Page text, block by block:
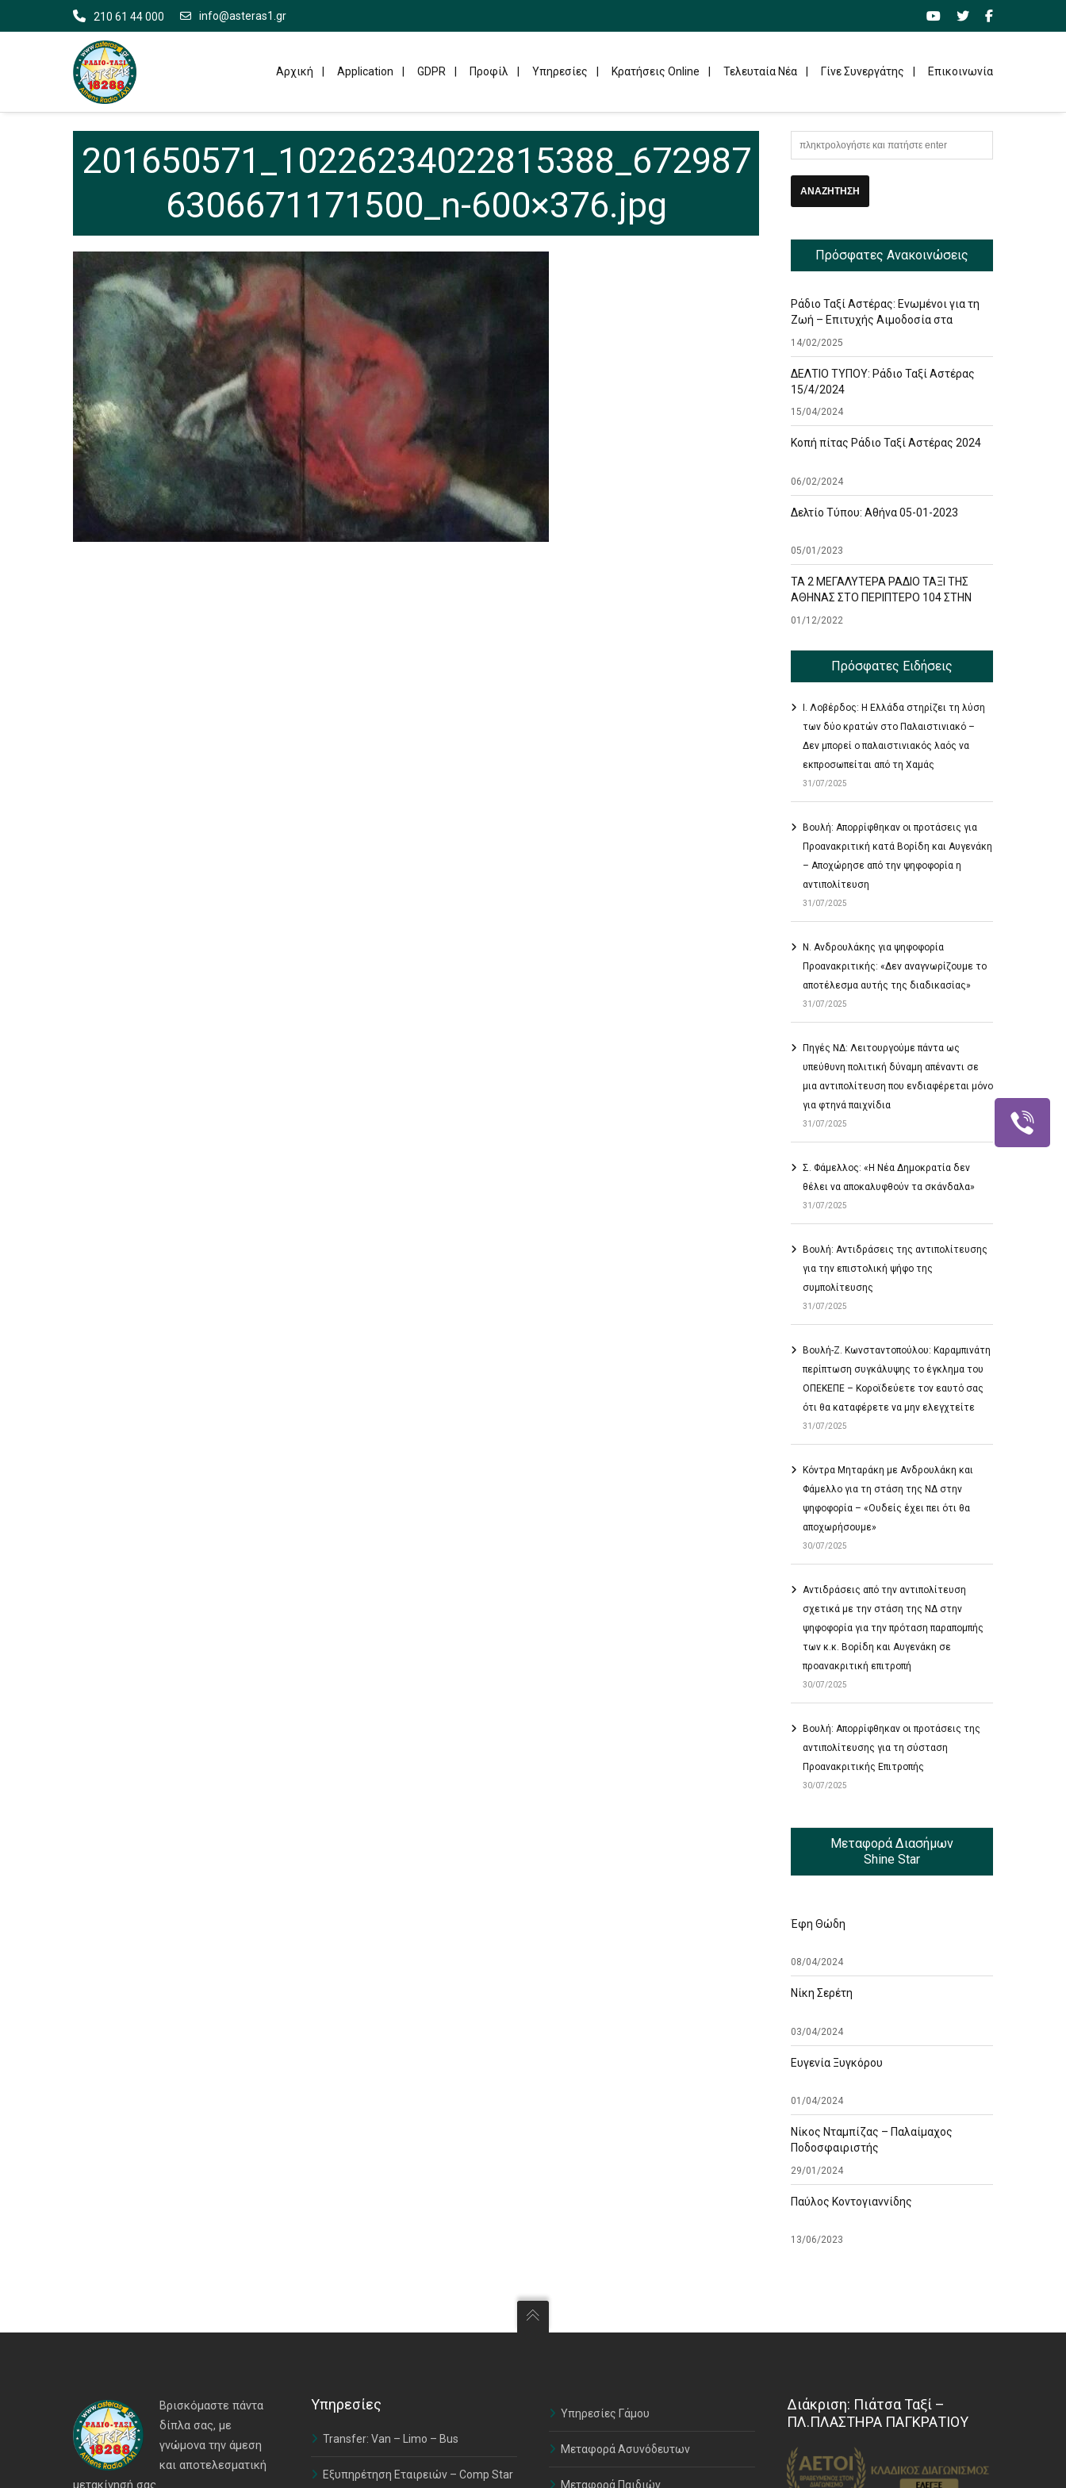
210 61 44 000 info@asteras1.gr
Αρχική Application GDPR Προφίλ Υπηρεσίες Κρατήσεις Online Τελευταία Νέα Γίνε Συνεργάτης Επικοινωνία
201650571_10226234022815388_672987
6306671171500_n-600×376.jpg
Πρόσφατες Ανακοινώσεις
Ράδιο Ταξί Αστέρας: Ενωμένοι για τη
Ζωή – Επιτυχής Αιμοδοσία στα
14/02/2025
ΔΕΛΤΙΟ ΤΥΠΟΥ: Ράδιο Ταξί Αστέρας
15/4/2024
15/04/2024
Κοπή πίτας Ράδιο Ταξί Αστέρας 2024
06/02/2024
Δελτίο Τύπου: Αθήνα 05-01-2023
05/01/2023
ΤΑ 2 ΜΕΓΑΛΥΤΕΡΑ ΡΑΔΙΟ ΤΑΞΙ ΤΗΣ
ΑΘΗΝΑΣ ΣΤΟ ΠΕΡΙΠΤΕΡΟ 104 ΣΤΗΝ
01/12/2022
Πρόσφατες Ειδήσεις
Ι. Λοβέρδος: Η Ελλάδα στηρίζει τη λύση
των δύο κρατών στο Παλαιστινιακό –
Δεν μπορεί ο παλαιστινιακός λαός να
εκπροσωπείται από τη Χαμάς
31/07/2025
Βουλή: Απορρίφθηκαν οι προτάσεις για
Προανακριτική κατά Βορίδη και Αυγενάκη
– Αποχώρησε από την ψηφοφορία η
αντιπολίτευση
31/07/2025
Ν. Ανδρουλάκης για ψηφοφορία
Προανακριτικής: «Δεν αναγνωρίζουμε το
αποτέλεσμα αυτής της διαδικασίας»
31/07/2025
Πηγές ΝΔ: Λειτουργούμε πάντα ως
υπεύθυνη πολιτική δύναμη απέναντι σε
μια αντιπολίτευση που ενδιαφέρεται μόνο
για φτηνά παιχνίδια
31/07/2025
Σ. Φάμελλος: «Η Νέα Δημοκρατία δεν
θέλει να αποκαλυφθούν τα σκάνδαλα»
31/07/2025
Βουλή: Αντιδράσεις της αντιπολίτευσης
για την επιστολική ψήφο της
συμπολίτευσης
31/07/2025
Βουλή-Ζ. Κωνσταντοπούλου: Καραμπινάτη
περίπτωση συγκάλυψης το έγκλημα του
ΟΠΕΚΕΠΕ – Κοροϊδεύετε τον εαυτό σας
ότι θα καταφέρετε να μην ελεγχτείτε
31/07/2025
Κόντρα Μηταράκη με Ανδρουλάκη και
Φάμελλο για τη στάση της ΝΔ στην
ψηφοφορία – «Ουδείς έχει πει ότι θα
αποχωρήσουμε»
30/07/2025
Αντιδράσεις από την αντιπολίτευση
σχετικά με την στάση της ΝΔ στην
ψηφοφορία για την πρόταση παραπομπής
των κ.κ. Βορίδη και Αυγενάκη σε
προανακριτική επιτροπή
30/07/2025
Βουλή: Απορρίφθηκαν οι προτάσεις της
αντιπολίτευσης για τη σύσταση
Προανακριτικής Επιτροπής
30/07/2025
Μεταφορά Διασήμων
Shine Star
Έφη Θώδη
08/04/2024
Νίκη Σερέτη
03/04/2024
Ευγενία Ξυγκόρου
01/04/2024
Νίκος Νταμπίζας – Παλαίμαχος
Ποδοσφαιριστής
29/01/2024
Παύλος Κοντογιαννίδης
13/06/2023
Βρισκόμαστε πάντα
δίπλα σας, με
γνώμονα την άμεση
και αποτελεσματική
μετακίνησή σας.
Υπηρεσίες
Transfer: Van – Limo – Bus
Εξυπηρέτηση Εταιρειών – Comp Star
Υπηρεσίες Γάμου
Μεταφορά Ασυνόδευτων
Μεταφορά Παιδιών
Διάκριση: Πιάτσα Ταξί –
ΠΛ.ΠΛΑΣΤΗΡΑ ΠΑΓΚΡΑΤΙΟΥ